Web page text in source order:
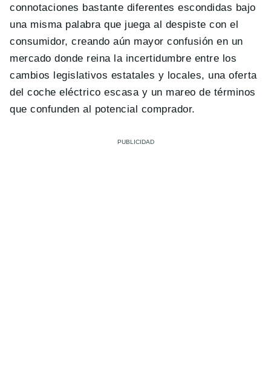
connotaciones bastante diferentes escondidas bajo
una misma palabra que juega al despiste con el
consumidor, creando aún mayor confusión en un
mercado donde reina la incertidumbre entre los
cambios legislativos estatales y locales, una oferta
del coche eléctrico escasa y un mareo de términos
que confunden al potencial comprador.